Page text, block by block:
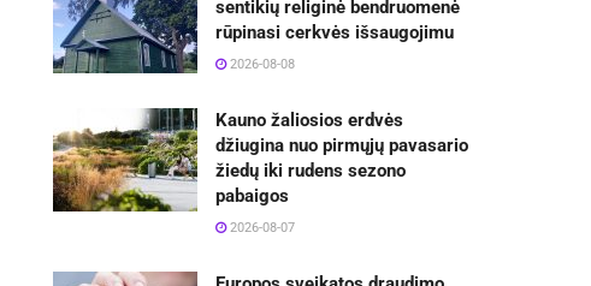
sentikių religinė bendruomenė
rūpinasi cerkvės išsaugojimu
2026-08-08
Kauno žaliosios erdvės
džiugina nuo pirmųjų pavasario
žiedų iki rudens sezono
pabaigos
2026-08-07